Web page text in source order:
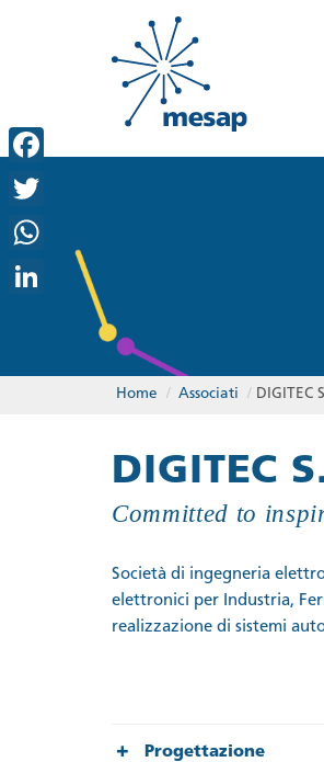
Home / Associati / DIGITEC
DIGITEC
Committed to
Società di ingegneria
elettronici per Industria,
realizzazione di sistemi
Progettazione
Facebook
Twitter
WhatsApp